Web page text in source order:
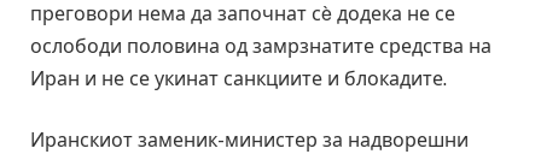
преговори нема да започнат сè додека не се
ослободи половина од замрзнатите средства на
Иран и не се укинат санкциите и блокадите.
Иранскиот заменик-министер за надворешни